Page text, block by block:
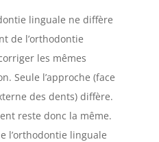
linguale ne diffère
de l’orthodontie
les mêmes
Seule l’approche (face
des dents) diffère.
reste donc la même.
l’orthodontie linguale